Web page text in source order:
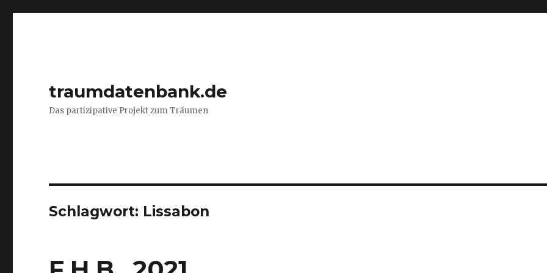
traumdatenbank.de
Das partizipative Projekt zum Träumen
Schlagwort: Lissabon